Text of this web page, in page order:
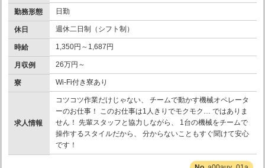
勤務形態 日勤
休日 週休二日制（シフト制）
時給 1,350円～1,687円
月収例 26万円～
寮 Wi-Fi付き寮あり
求人情報
コツコツ作業だけじゃない、 チームで動かす機械オペレータ
ーのお仕事！ このお仕事は1人きりでモクモク… ではありま
せん！ 先輩スタッフと協力しながら、 1台の機械をチームで
操作するスタイルだから、 分からないこともすぐ聞けて安心
です！